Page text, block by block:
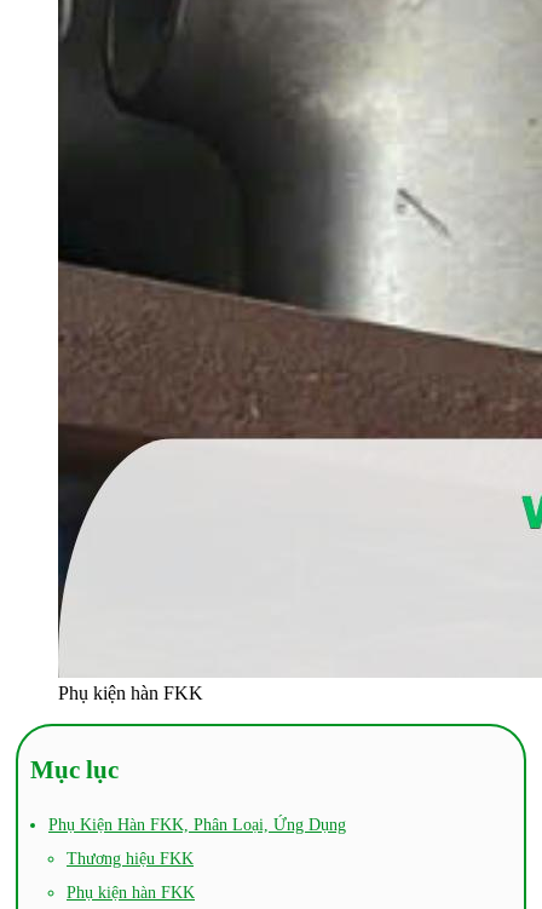
Phụ kiện hàn FKK
Mục lục
Phụ Kiện Hàn FKK, Phân Loại, Ứng Dụng
Thương hiệu FKK
Phụ kiện hàn FKK